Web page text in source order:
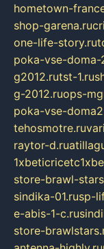
hometown-
shop-garena.ru
one-life-story.ru
poka-vse-doma-
g2012.rutst-1.ru
g-2012.ruops-
poka-vse-
tehosmotre.ru
raytor-d.ru
store-brawl-
sindika-01.rusp-
e-abis-1-c.ru
store-